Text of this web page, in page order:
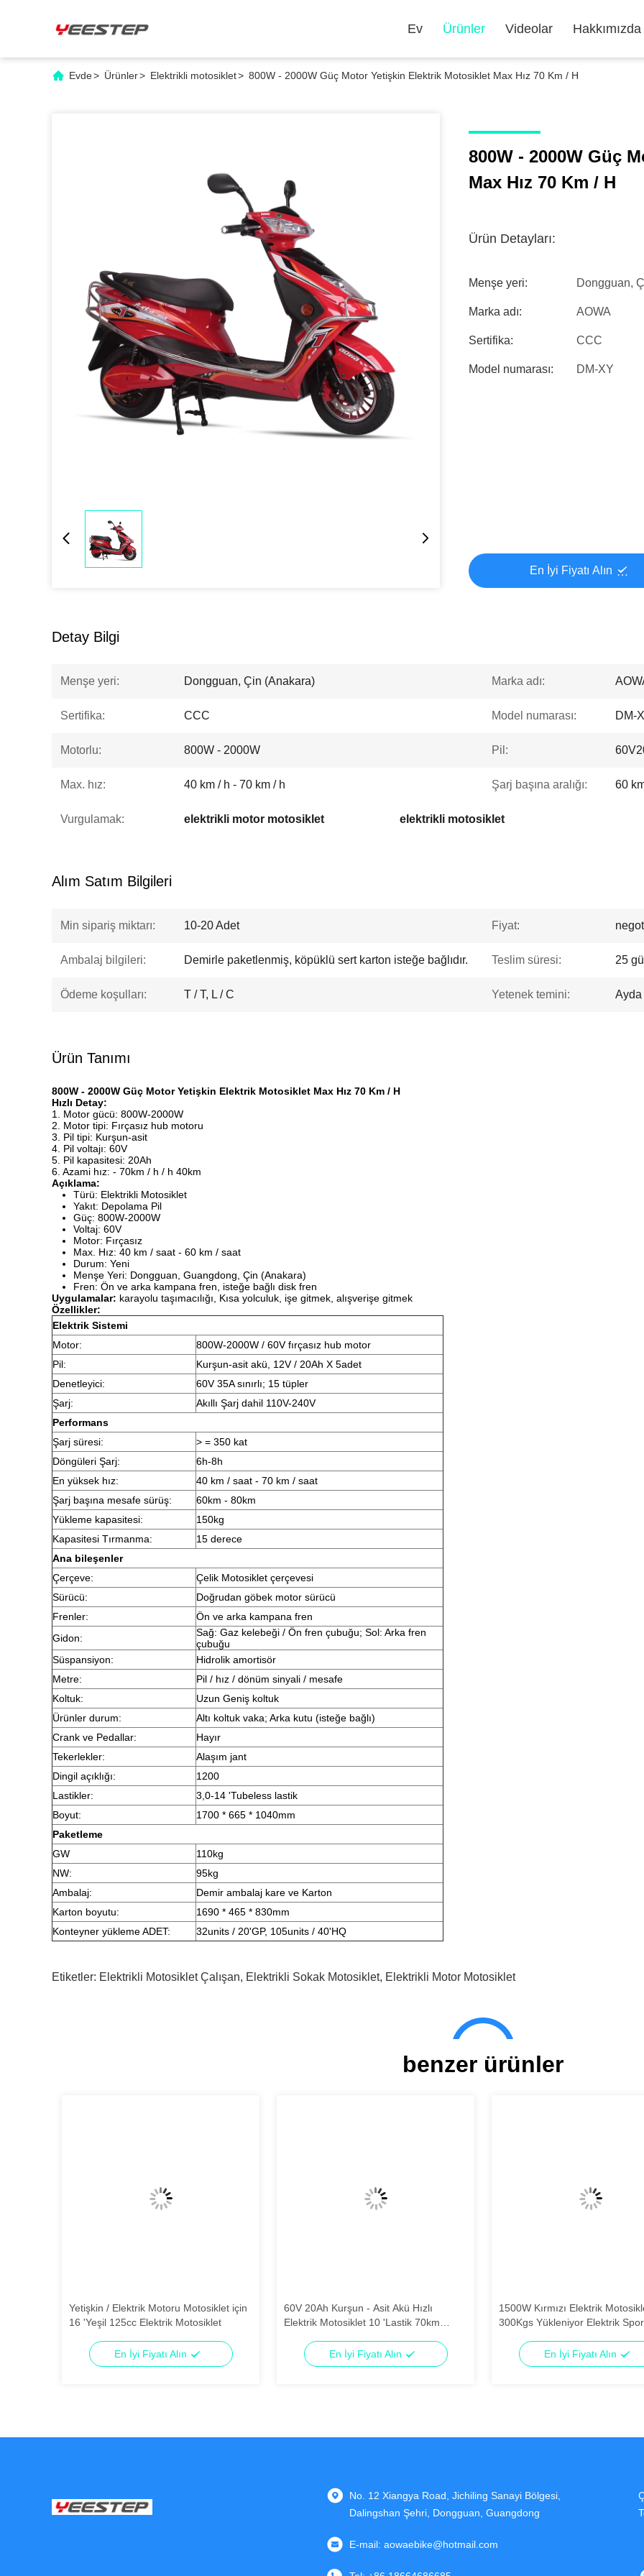
Ev Ürünler Videolar Hakkımızda
Evde> Ürünler> Elektrikli motosiklet> 800W - 2000W Güç Motor Yetişkin Elektrik Motosiklet Max Hız 70 Km / H
800W - 2000W Güç
Max Hız 70 Km / H
Ürün Detayları:
Menşe yeri: Dongguan,
Marka adı: AOWA
Sertifika: CCC
Model numarası: DM-XY
En İyi Fiyatı Alın
Detay Bilgi
Menşe yeri: Dongguan, Çin (Anakara) Marka adı:
Sertifika: CCC Model numarası: DM-
Motorlu: 800W - 2000W Pil:
Max. hız: 40 km / h - 70 km / h Şarj başına aralığı: 60
Vurgulamak: elektrikli motor motosiklet elektrikli motosiklet
Alım Satım Bilgileri
Min sipariş miktarı: 10-20 Adet Fiyat:
Ambalaj bilgileri: Demirle paketlenmiş, köpüklü sert karton isteğe bağlıdır. Teslim süresi: 25
Ödeme koşulları: T / T, L / C Yetenek temini: Ayda
Ürün Tanımı
800W - 2000W Güç Motor Yetişkin Elektrik Motosiklet Max Hız 70 Km / H
Hızlı Detay:
1. Motor gücü: 800W-2000W
2. Motor tipi: Fırçasız hub motoru
3. Pil tipi: Kurşun-asit
4. Pil voltajı: 60V
5. Pil kapasitesi: 20Ah
6. Azami hız: - 70km / h / h 40km
Açıklama:
Türü: Elektrikli Motosiklet
Yakıt: Depolama Pil
Güç: 800W-2000W
Voltaj: 60V
Motor: Fırçasız
Max. Hız: 40 km / saat - 60 km / saat
Durum: Yeni
Menşe Yeri: Dongguan, Guangdong, Çin (Anakara)
Fren: Ön ve arka kampana fren, isteğe bağlı disk fren
Uygulamalar: karayolu taşımacılığı, Kısa yolculuk, işe gitmek, alışverişe gitmek
Özellikler:
Elektrik Sistemi
Motor:
800W-2000W / 60V fırçasız hub motor
Pil:
Kurşun-asit akü, 12V / 20Ah X 5adet
Denetleyici:
60V 35A sınırlı; 15 tüpler
Şarj:
Akıllı Şarj dahil 110V-240V
Performans
Şarj süresi:
> = 350 kat
Döngüleri Şarj:
6h-8h
En yüksek hız:
40 km / saat - 70 km / saat
Şarj başına mesafe sürüş:
60km - 80km
Yükleme kapasitesi:
150kg
Kapasitesi Tırmanma:
15 derece
Ana bileşenler
Çerçeve:
Çelik Motosiklet çerçevesi
Sürücü:
Doğrudan göbek motor sürücü
Frenler:
Ön ve arka kampana fren
Gidon:
Sağ: Gaz kelebeği / Ön fren çubuğu; Sol: Arka fren
çubuğu
Süspansiyon:
Hidrolik amortisör
Metre:
Pil / hız / dönüm sinyali / mesafe
Koltuk:
Uzun Geniş koltuk
Ürünler durum:
Altı koltuk vaka; Arka kutu (isteğe bağlı)
Crank ve Pedallar:
Hayır
Tekerlekler:
Alaşım jant
Dingil açıklığı:
1200
Lastikler:
3,0-14 'Tubeless lastik
Boyut:
1700 * 665 * 1040mm
Paketleme
GW
110kg
NW:
95kg
Ambalaj:
Demir ambalaj kare ve Karton
Karton boyutu:
1690 * 465 * 830mm
Konteyner yükleme ADET:
32units / 20'GP, 105units / 40'HQ
Etiketler: Elektrikli Motosiklet Çalışan, Elektrikli Sokak Motosiklet, Elektrikli Motor Motosiklet
benzer ürünler
Yetişkin / Elektrik Motoru Motosiklet için
16 'Yeşil 125cc Elektrik Motosiklet
En İyi Fiyatı Alın
60V 20Ah Kurşun - Asit Akü Hızlı
Elektrik Motosiklet 10 'Lastik 70km
En İyi Fiyatı Alın
1500W Kırmızı Elektrik
300Kgs Yükleniyor Elektrik
En İyi Fiyatı Alın
No. 12 Xiangya Road, Jichiling Sanayi Bölgesi,
Dalingshan Şehri, Dongguan, Guangdong
E-mail: aowaebike@hotmail.com